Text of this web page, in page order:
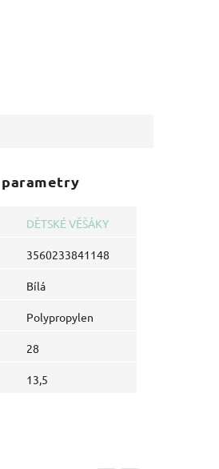
DĚTSKÉ VĚŠÁKY
3560233841148
Bílá
Polypropylen
28
13,5